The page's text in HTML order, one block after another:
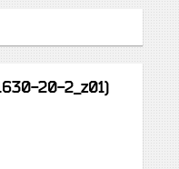
20-2_z01)